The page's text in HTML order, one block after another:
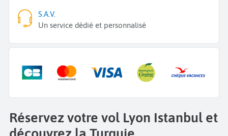
S.A.V.
Un service dédié et personnalisé
Réservez votre vol Lyon Istanbul et